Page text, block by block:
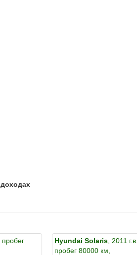
пробег
Hyundai Solaris , 2011 г.в.,
пробег 80000 км,